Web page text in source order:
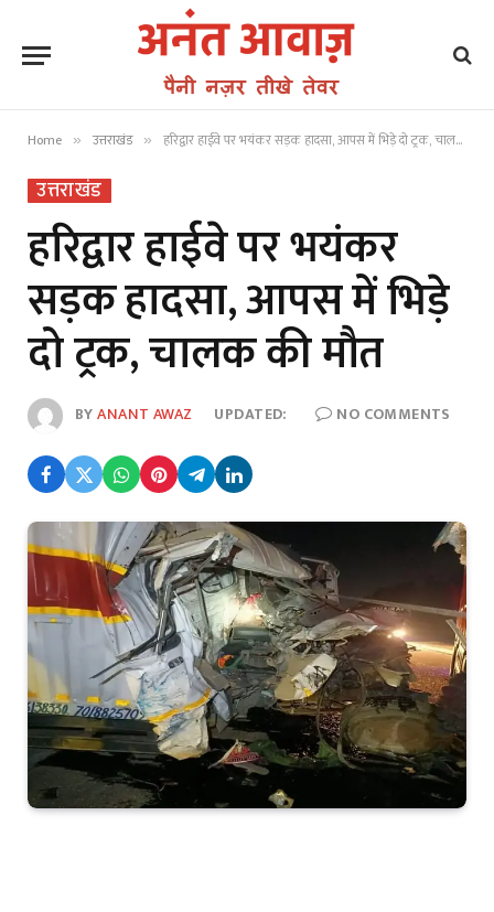
Home » उत्तराखंड » हरिद्वार हाईवे पर भयंकर सड़क हादसा, आपस में भिड़े दो ट्रक, चालक की मौत
उत्तराखंड
हरिद्वार हाईवे पर भयंकर
सड़क हादसा, आपस में भिड़े
दो ट्रक, चालक की मौत
BYANANT AWAZ UPDATED: NO COMMENTS